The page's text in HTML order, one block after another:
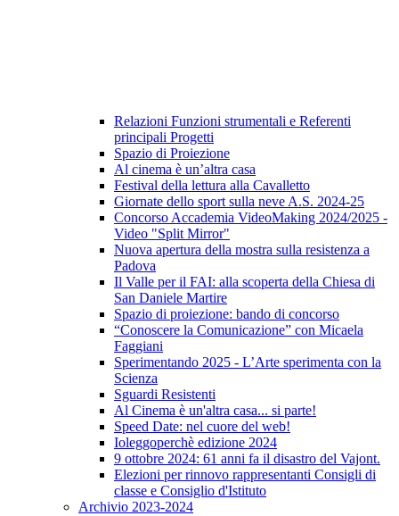
Relazioni Funzioni strumentali e Referenti
principali Progetti
Spazio di Proiezione
Al cinema è un’altra casa
Festival della lettura alla Cavalletto
Giornate dello sport sulla neve A.S. 2024-25
Concorso Accademia VideoMaking 2024/2025 -
Video "Split Mirror"
Nuova apertura della mostra sulla resistenza a
Padova
Il Valle per il FAI: alla scoperta della Chiesa di
San Daniele Martire
Spazio di proiezione: bando di concorso
“Conoscere la Comunicazione” con Micaela
Faggiani
Sperimentando 2025 - L’Arte sperimenta con la
Scienza
Sguardi Resistenti
Al Cinema è un'altra casa... si parte!
Speed Date: nel cuore del web!
Ioleggoperchè edizione 2024
9 ottobre 2024: 61 anni fa il disastro del Vajont.
Elezioni per rinnovo rappresentanti Consigli di
classe e Consiglio d'Istituto
Archivio 2023-2024